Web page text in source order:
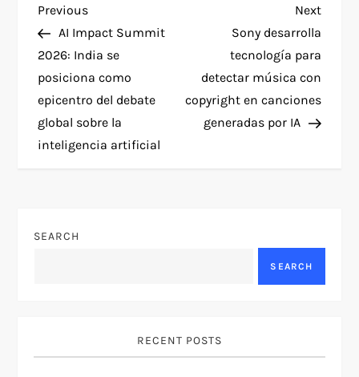
P
o
s
t
v
a
Previous
Post
Previous
AI Impact Summit
2026: India se
posiciona como
epicentro del debate
global sobre la
inteligencia artificial
Next
Post
Next
Sony desarrolla
tecnología para
detectar música con
copyright en canciones
generadas por IA
SEARCH
SEARCH
RECENT POSTS